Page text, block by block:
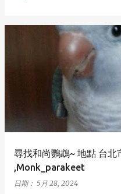
尋找和尚鸚鵡~ 地點 台
,Monk_parakeet
日期： 5月 28, 2024